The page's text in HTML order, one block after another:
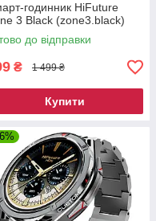
годинник HiFuture
3 Black (zone3.black)
до відправки
₴ 1 499 ₴
Купити